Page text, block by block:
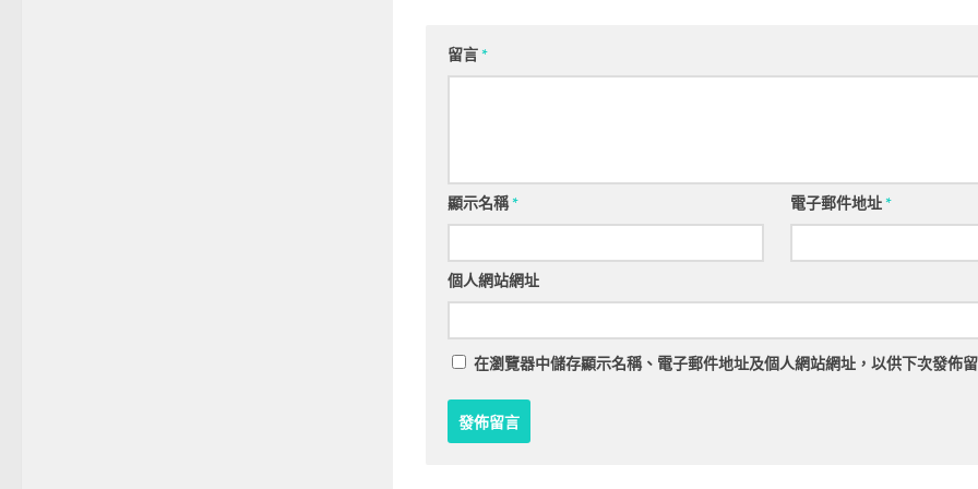
留言*
顯示名稱* 電子郵件地址*
個人網站網址
在瀏覽器中儲存顯示名稱、電子郵件地址及個人網站網址，以供下次發佈